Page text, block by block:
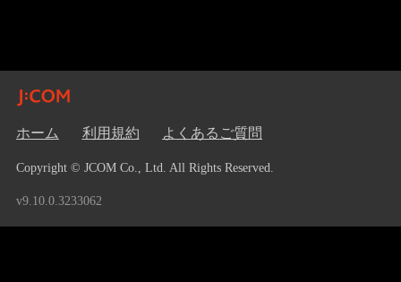
ホーム 利用規約 よくあるご質問
Copyright © JCOM Co., Ltd. All Rights Reserved.
v9.10.0.3233062